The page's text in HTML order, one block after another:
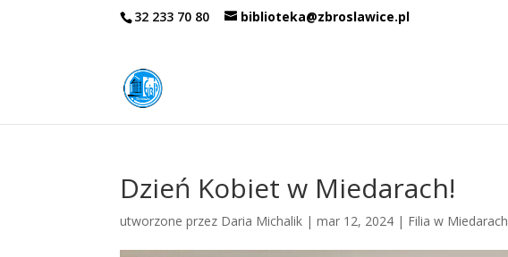
32 233 70 80 biblioteka@zbroslawice.pl
Dzień Kobiet w Miedarach!
utworzone przez Daria Michalik |mar 12, 2024 | Filia w Miedarach